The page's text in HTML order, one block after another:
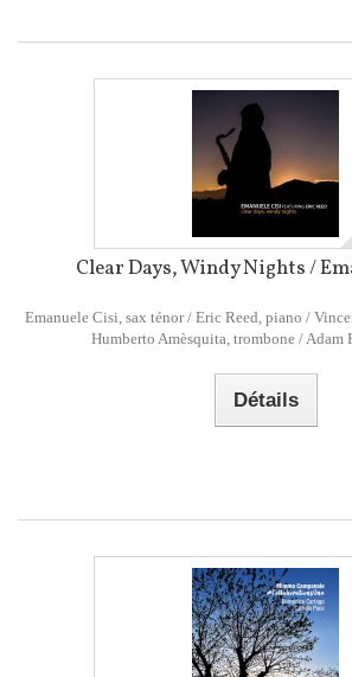
Clear Days, Windy Nights /
Emanuele Cisi, sax ténor / Eric Reed, piano /
Humberto Amèsquita, trombone / Adam
Détails